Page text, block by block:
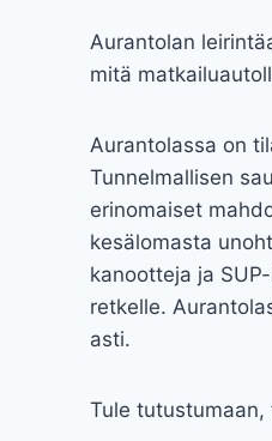
Aurantolan
mitä
Aurantolassa on
Tunnelmallisen
erinomaiset
kesälomasta
kanootteja ja
retkelle.
asti.
Tule tutustumaan,